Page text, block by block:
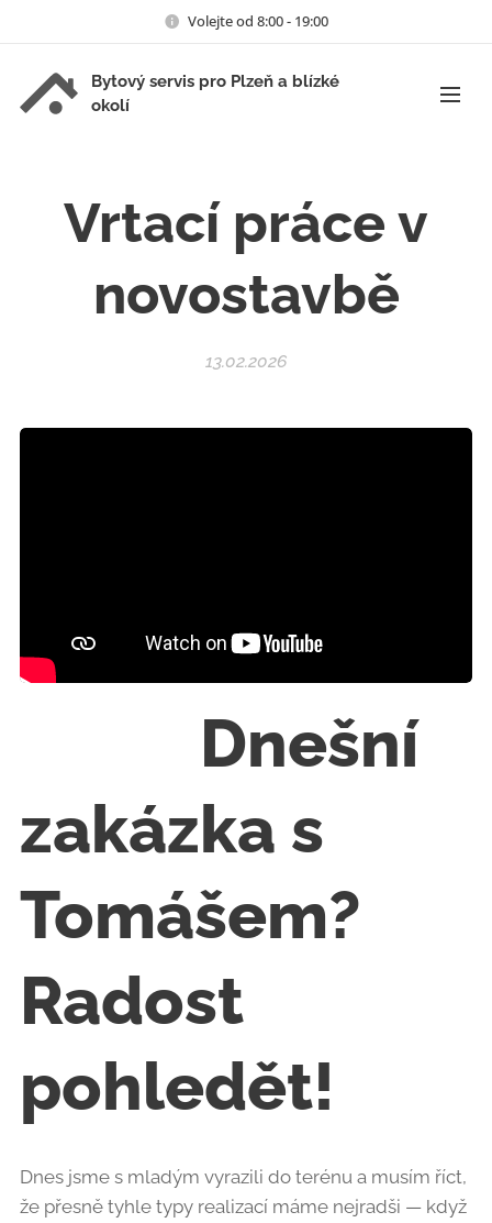
Volejte od 8:00 - 19:00
Bytový servis pro Plzeň a blízké
okolí
Vrtací práce v
novostavbě
13.02.2026
🔧👨‍👦 Dnešní
zakázka s
Tomášem?
Radost
pohledět! 💪
Dnes jsme s mladým vyrazili do terénu a musím říct,
že přesně tyhle typy realizací máme nejradši — když